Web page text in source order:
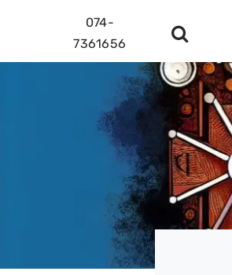
074-
7361656